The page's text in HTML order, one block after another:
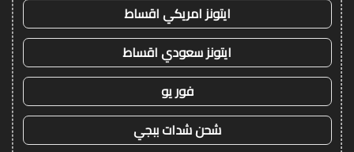
ايتونز امريكي اقساط
ايتونز سعودي اقساط
فور يو
شحن شدات ببجي